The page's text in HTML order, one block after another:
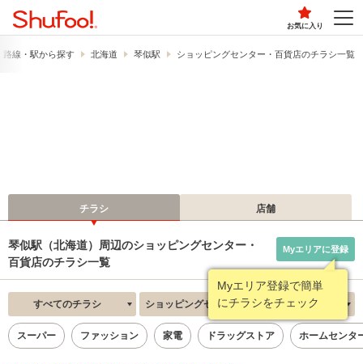
お気に入り
路線・駅から探す 北海道 琴似駅 ショッピングセンター・百貨店のチラシ一覧
チラシ 店舗
琴似駅（北海道）周辺のショッピングセンター・
百貨店のチラシ一覧
Myエリア登録で簡単
にチラシをチェック
Myエリアに登録
すべてのチラシ ショッピングセンター・百貨店 新着順
スーパー ファッション 家電 ドラッグストア ホームセンタ